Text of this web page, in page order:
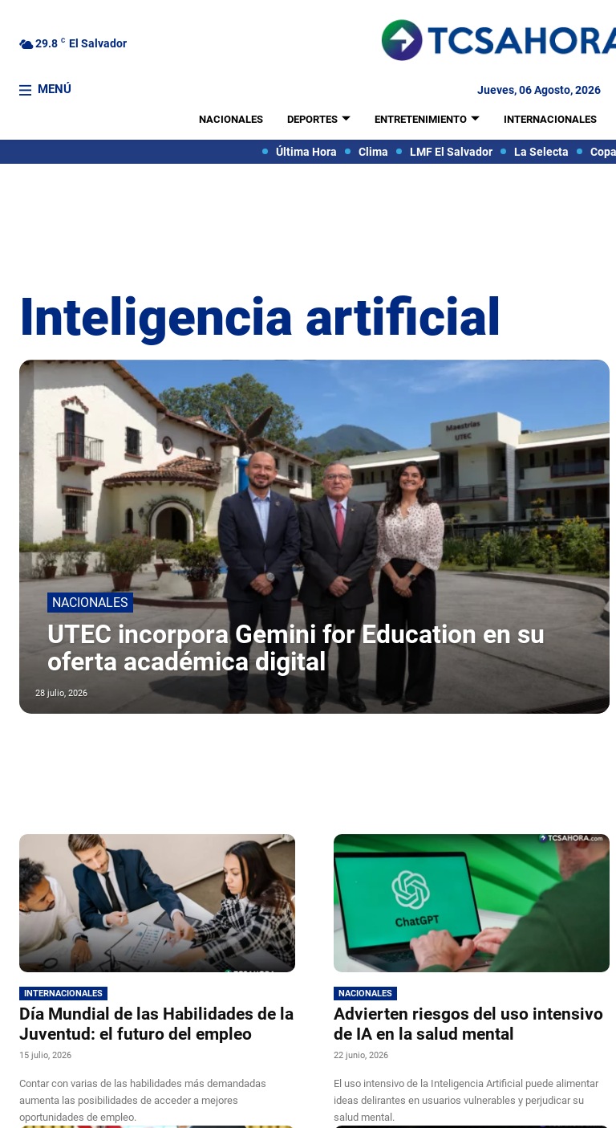
29.8 C El Salvador
MENÚ Jueves, 06 Agosto, 2026
NACIONALES DEPORTES ENTRETENIMIENTO INTERNACIONALES
Última Hora Clima LMF El Salvador La Selecta
Inteligencia artificial
NACIONALES
UTEC incorpora Gemini for Education en su
oferta académica digital
28 julio, 2026
INTERNACIONALES
Día Mundial de las Habilidades de la
Juventud: el futuro del empleo
15 julio, 2026
Contar con varias de las habilidades más demandadas
aumenta las posibilidades de acceder a mejores
oportunidades de empleo.
NACIONALES
Advierten riesgos del uso intensivo
de IA en la salud mental
22 junio, 2026
El uso intensivo de la Inteligencia Artificial puede alimentar
ideas delirantes en usuarios vulnerables y perjudicar su
salud mental.